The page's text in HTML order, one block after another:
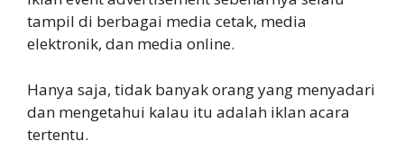
tampil di berbagai media cetak, media
elektronik, dan media online.
Hanya saja, tidak banyak orang yang menyadari
dan mengetahui kalau itu adalah iklan acara
tertentu.